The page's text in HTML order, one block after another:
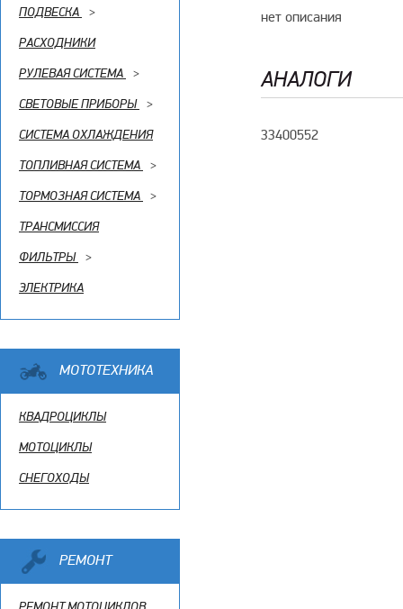
ПОДВЕСКА
>
РАСХОДНИКИ
РУЛЕВАЯ СИСТЕМА
>
СВЕТОВЫЕ ПРИБОРЫ >
СИСТЕМА ОХЛАЖДЕНИЯ
ТОПЛИВНАЯ СИСТЕМА
>
ТОРМОЗНАЯ СИСТЕМА
>
ТРАНСМИССИЯ
ФИЛЬТРЫ >
ЭЛЕКТРИКА
МОТОТЕХНИКА
КВАДРОЦИКЛЫ
МОТОЦИКЛЫ
СНЕГОХОДЫ
РЕМОНТ
нет описания
АНАЛОГИ
33400552